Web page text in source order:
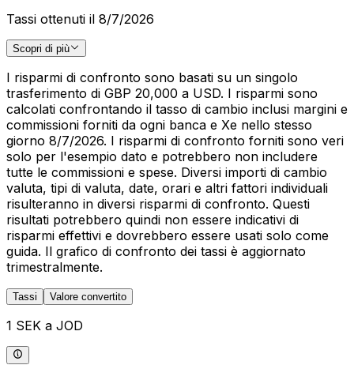
Tassi ottenuti il 8/7/2026
Scopri di più
I risparmi di confronto sono basati su un singolo
trasferimento di GBP 20,000 a USD. I risparmi sono
calcolati confrontando il tasso di cambio inclusi margini e
commissioni forniti da ogni banca e Xe nello stesso
giorno 8/7/2026. I risparmi di confronto forniti sono veri
solo per l'esempio dato e potrebbero non includere
tutte le commissioni e spese. Diversi importi di cambio
valuta, tipi di valuta, date, orari e altri fattori individuali
risulteranno in diversi risparmi di confronto. Questi
risultati potrebbero quindi non essere indicativi di
risparmi effettivi e dovrebbero essere usati solo come
guida. Il grafico di confronto dei tassi è aggiornato
trimestralmente.
Tassi Valore convertito
1 SEK a JOD